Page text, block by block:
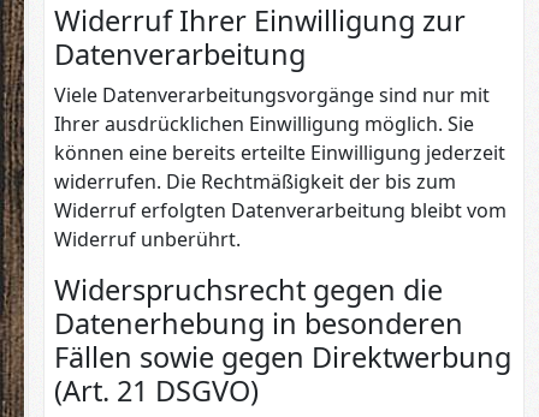
Widerruf Ihrer Einwilligung zur
Datenverarbeitung
Viele Datenverarbeitungsvorgänge sind nur mit
Ihrer ausdrücklichen Einwilligung möglich. Sie
können eine bereits erteilte Einwilligung jederzeit
widerrufen. Die Rechtmäßigkeit der bis zum
Widerruf erfolgten Datenverarbeitung bleibt vom
Widerruf unberührt.
Widerspruchsrecht gegen die
Datenerhebung in besonderen
Fällen sowie gegen Direktwerbung
(Art. 21 DSGVO)